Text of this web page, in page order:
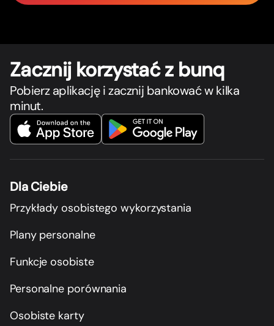
Zacznij korzystać z bunq
Pobierz aplikację i zacznij bankować w kilka
minut.
Dla Ciebie
Przykłady osobistego wykorzystania
Plany personalne
Funkcje osobiste
Personalne porównania
Osobiste karty